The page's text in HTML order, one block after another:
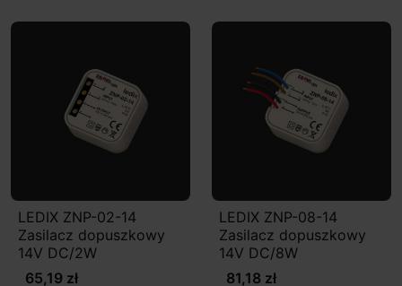
LEDIX ZNP-02-14
Zasilacz dopuszkowy
14V DC/2W
65,19 zł
LEDIX ZNP-08-14
Zasilacz dopuszkowy
14V DC/8W
81,18 zł